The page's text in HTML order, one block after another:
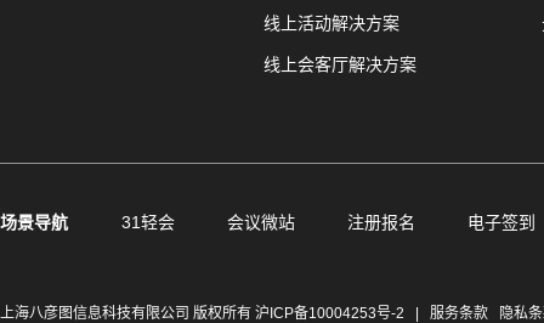
线上活动解决方案
线上会客厅解决方案
场景导航 31轻会 会议微站 注册报名 电子签到
上海八彦图信息科技有限公司 版权所有 沪ICP备10004253号-2 服务条款
隐私